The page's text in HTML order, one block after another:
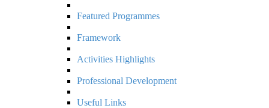
Featured Programmes
Framework
Activities Highlights
Professional Development
Useful Links